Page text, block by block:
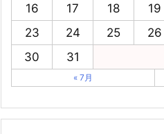
16
17 18 19
23
24 25 26
30
31
« 7月